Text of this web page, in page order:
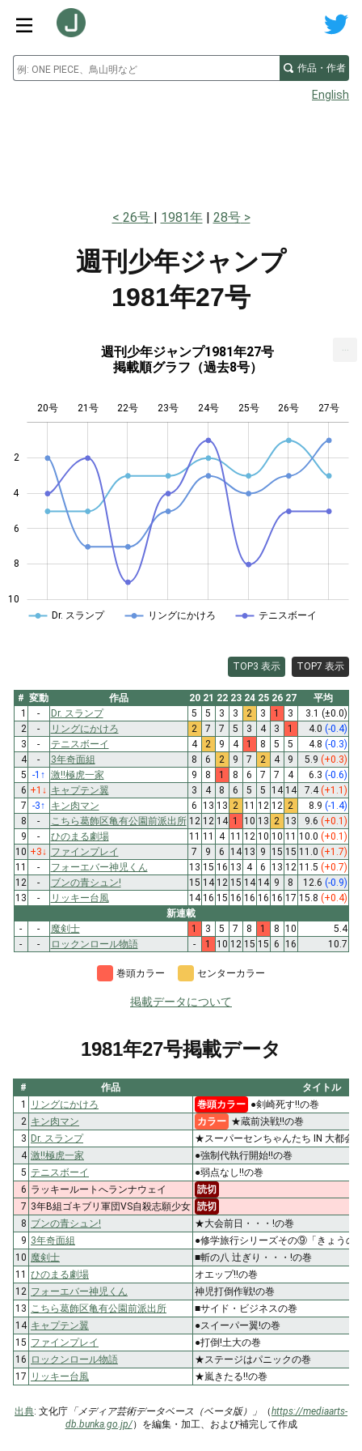
作品・作者
English
26号 1981年 28号
週刊少年ジャンプ
1981年27号
週刊少年ジャンプ1981年27号
掲載順グラフ（過去8号）
2
4
6
8
10
20号 21号 22号 23号 24号 25号 26号 27号
Dr. スランプ リングにかけろ テニスボーイ
TOP3 表示 TOP7 表示
# 変動 作品 20 21 22 23 24 25 26 27
平均
1
- Dr. スランプ 5 5 3 3 2 3 1 3 3.1 (±0.0)
2
- リングにかけろ 2 7 7 5 3 4 3 1 4.0 (-0.4)
3
- テニスボーイ 4 2 9 4 1 8 5 5 4.8 (-0.3)
4
- 3年奇面組 8 6 2 9 7 2 4 9 5.9 (+0.3)
5 -1 ↑ 激!!極虎一家 9 8 1 8 6 7 7 4 6.3 (-0.6)
6 +1 ↓ キャプテン翼 3 4 8 6 5 5 14 14 7.4(+1.1)
7 -3↑ キン肉マン 6 13 13 2 11 12 12 2 8.9 (-1.4)
8
- こちら葛飾区亀有公園前派出所 12 12 14 1 10 13 2 13 9.6 (+0.1)
9
- ひのまる劇場 11 11 4 11 12 10 10 11 10.0 (+0.1)
10 +3↓ ファインプレイ 7 9 6 14 13 9 15 15 11.0 (+1.7)
11
- フォーエバー神児くん 13 15 16 13 4 6 13 12 11.5 (+0.7)
12
- ブンの青シュン! 15 14 12 15 14 14 9 8 12.6 (-0.9)
13
- リッキー台風 14 16 15 16 16 16 16 17 15.8 (+0.4)
新連載
-
- 魔剣士 1 3 5 7 8 1 8 10
5.4
-
- ロックンロール物語 - 1 10 12 15 15 6 16 10.7
巻頭カラー センターカラー
掲載データについて
1981年27号掲載データ
# 作品
タイトル
1
リングにかけろ 巻頭カラー ●剣崎死す!!の巻
2 キン肉マン カラー ★蔵前決戦!!の巻
3 Dr. スランプ
★スーパーセンちゃんたち IN 大都会
4 激!!極虎一家
●強制代執行開始!!の巻
5 テニスボーイ
●弱点なし!!の巻
6 ラッキールートへランナウェイ
読切
7 3年B組ゴキブリ軍団VS自殺志願少女 読切
8 ブンの青シュン!
★大会前日・・・!の巻
9 3年奇面組
●修学旅行シリーズその⑨「きょうの
10 魔剣士
■斬の八 辻ぎり・・・!の巻
11 ひのまる劇場
オエップ!!の巻
12 フォーエバー神児くん
神児打倒作戦!の巻
13
こちら葛飾区亀有公園前派出所
■サイド・ビジネスの巻
14 キャプテン翼
●スイーパー翼!の巻
15 ファインプレイ
●打倒!土大の巻
16 ロックンロール物語
★ステージはパニックの巻
17 リッキー台風 ★嵐きたる!!の巻
出典: 文化庁 「メディア芸術データベース（ベータ版）」 （https://mediaarts-
db.bunka.go.jp/）を編集・加工、および補完して作成